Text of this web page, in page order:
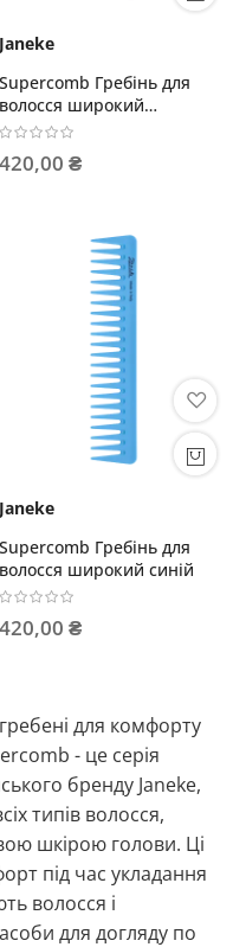
Janeke
Supercomb Гребінь для
волосся широкий
лавандовий
420,00 ₴
Janeke
Supercomb Гребінь для
волосся широкий синій
420,00 ₴
для комфорту
- це серія
бренду Janeke,
типів волосся,
шкірою голови. Ці
під час укладання
волосся і
для догляду по